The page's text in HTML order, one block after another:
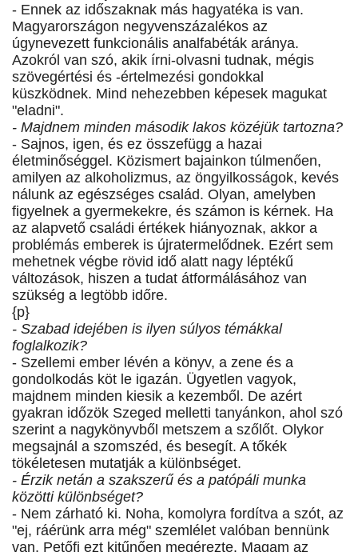
- Ennek az időszaknak más hagyatéka is van.
Magyarországon negyvenszázalékos az
úgynevezett funkcionális analfabéták aránya.
Azokról van szó, akik írni-olvasni tudnak, mégis
szövegértési és -értelmezési gondokkal
küszködnek. Mind nehezebben képesek magukat
"eladni".
- Majdnem minden második lakos közéjük tartozna?
- Sajnos, igen, és ez összefügg a hazai
életminőséggel. Közismert bajainkon túlmenően,
amilyen az alkoholizmus, az öngyilkosságok, kevés
nálunk az egészséges család. Olyan, amelyben
figyelnek a gyermekekre, és számon is kérnek. Ha
az alapvető családi értékek hiányoznak, akkor a
problémás emberek is újratermelődnek. Ezért sem
mehetnek végbe rövid idő alatt nagy léptékű
változások, hiszen a tudat átformálásához van
szükség a legtöbb időre.
{p}
- Szabad idejében is ilyen súlyos témákkal
foglalkozik?
- Szellemi ember lévén a könyv, a zene és a
gondolkodás köt le igazán. Ügyetlen vagyok,
majdnem minden kiesik a kezemből. De azért
gyakran időzök Szeged melletti tanyánkon, ahol szó
szerint a nagykönyvből metszem a szőlőt. Olykor
megsajnál a szomszéd, és besegít. A tőkék
tökéletesen mutatják a különbséget.
- Érzik netán a szakszerű és a patópáli munka
közötti különbséget?
- Nem zárható ki. Noha, komolyra fordítva a szót, az
"ej, ráérünk arra még" szemlélet valóban bennünk
van, Petőfi ezt kitűnően megérezte. Magam az